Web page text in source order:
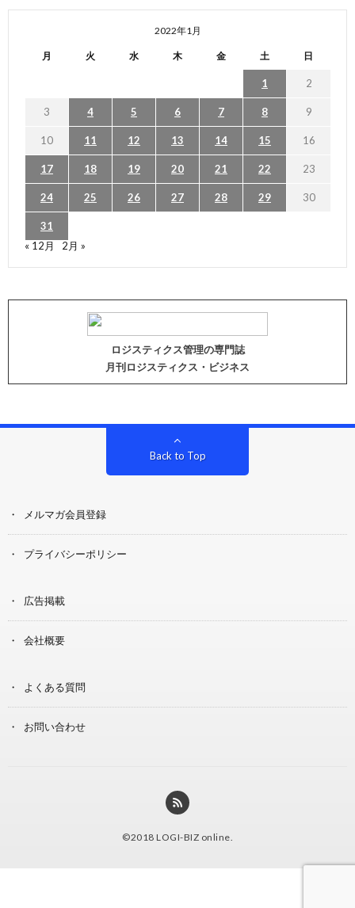
2022年1月
月 火 水 木 金 土 日
1 2
3 4 5 6 7 8 9
10 11 12 13 14 15 16
17 18 19 20 21 22 23
24 25 26 27 28 29 30
31
« 12月
2月 »
ロジスティクス管理の専門誌
月刊ロジスティクス・ビジネス
Back to Top
メルマガ会員登録
プライバシーポリシー
広告掲載
会社概要
よくある質問
お問い合わせ
©2018 LOGI-BIZ online.